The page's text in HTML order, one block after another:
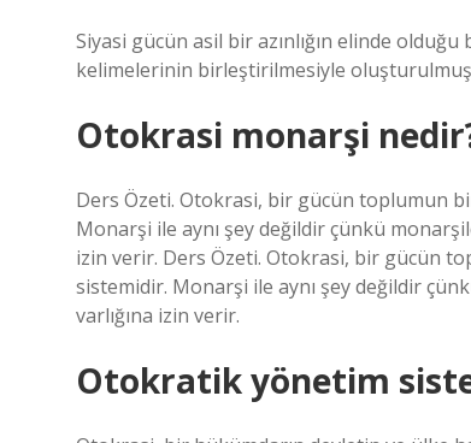
Siyasi gücün asil bir azınlığın elinde
kelimelerinin birleştirilmesiyle
Otokrasi monarşi
Ders Özeti. Otokrasi, bir gücün toplumun
Monarşi ile aynı şey değildir çünkü
izin verir. Ders Özeti. Otokrasi, bir gücün
sistemidir. Monarşi ile aynı şey değildir
varlığına izin verir.
Otokratik yönetim